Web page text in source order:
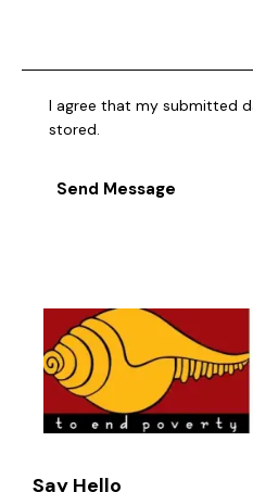
I agree that my submitted
stored.
Send Message
Say Hello